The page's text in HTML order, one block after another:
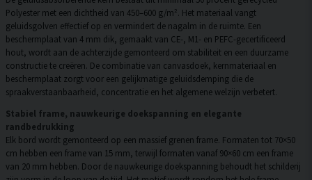
Polyester met een dichtheid van 450–600 g/m². Het materiaal vangt
geluidsgolven effectief op en vermindert de nagalm in de ruimte. Een
beschermplaat van 4 mm dik, gemaakt van CE-, M1- en PEFC-gecertificeerd
hout, wordt aan de achterzijde gemonteerd om stabiliteit en een duurzame
constructie te creëren. De combinatie van canvasdoek, kernmateriaal en
beschermplaat zorgt voor een gelijkmatige geluidsdemping die de
spraakverstaanbaarheid, concentratie en het algemene welzijn verbetert.
Stabiel frame, nauwkeurige doekspanning en elegante
randbedrukking
Elk bord wordt gemonteerd op een massief grenen frame. Formaten tot 70×50
cm hebben een frame van 15 mm, terwijl formaten vanaf 90×60 cm een frame
van 20 mm hebben. Door de nauwkeurige doekspanning behoudt het schilderij